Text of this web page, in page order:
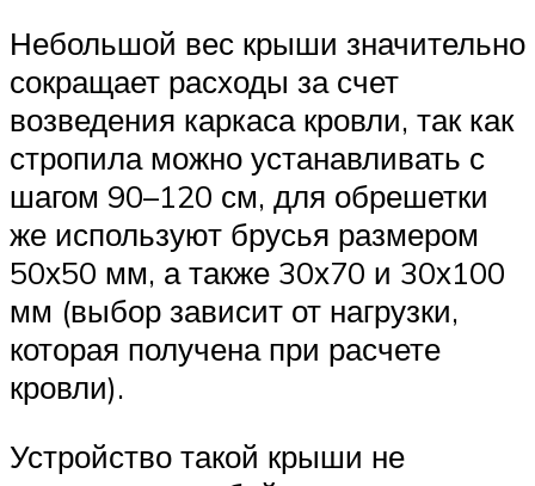
Небольшой вес крыши значительно
сокращает расходы за счет
возведения каркаса кровли, так как
стропила можно устанавливать с
шагом 90–120 см, для обрешетки
же используют брусья размером
50х50 мм, а также 30х70 и 30х100
мм (выбор зависит от нагрузки,
которая получена при расчете
кровли).
Устройство такой крыши не